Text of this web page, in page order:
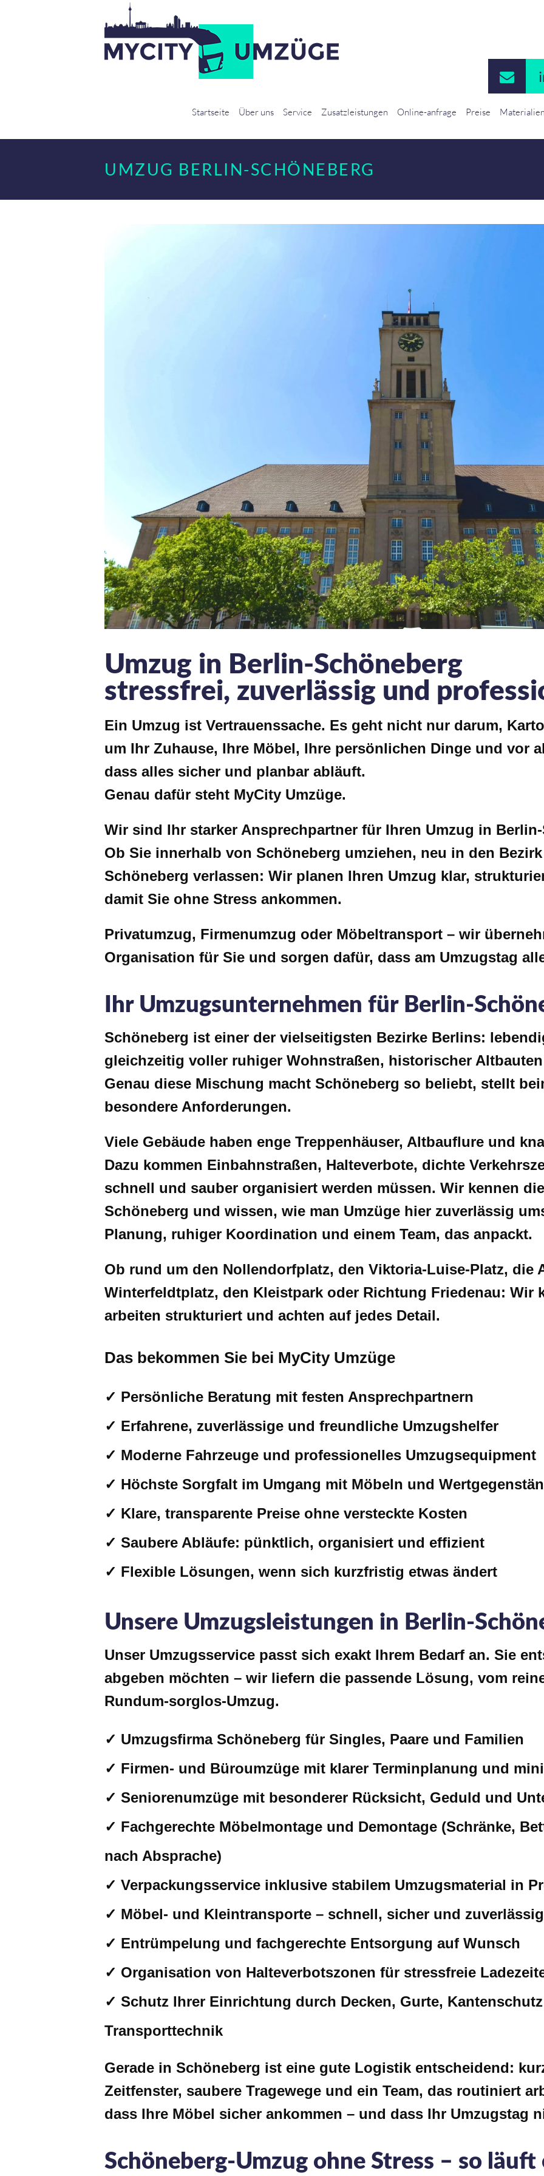
Startseite Über uns Service Zusatzleistungen Online-anfrage Preise Materialien
UMZUG BERLIN-SCHÖNEBERG
Umzug in Berlin-Schöneberg
stressfrei, zuverlässig und
Ein Umzug ist Vertrauenssache. Es geht nicht nur darum,
um Ihr Zuhause, Ihre Möbel, Ihre persönlichen Dinge und vor
dass alles sicher und planbar abläuft.
Genau dafür steht MyCity Umzüge.
Wir sind Ihr starker Ansprechpartner für Ihren Umzug in
Ob Sie innerhalb von Schöneberg umziehen, neu in den
Schöneberg verlassen: Wir planen Ihren Umzug klar,
damit Sie ohne Stress ankommen.
Privatumzug, Firmenumzug oder Möbeltransport – wir
Organisation für Sie und sorgen dafür, dass am Umzugstag
Ihr Umzugsunternehmen für Berlin-
Schöneberg ist einer der vielseitigsten Bezirke Berlins:
gleichzeitig voller ruhiger Wohnstraßen, historischer
Genau diese Mischung macht Schöneberg so beliebt, stellt
besondere Anforderungen.
Viele Gebäude haben enge Treppenhäuser, Altbauflure und
Dazu kommen Einbahnstraßen, Halteverbote, dichte
schnell und sauber organisiert werden müssen. Wir kennen
Schöneberg und wissen, wie man Umzüge hier zuverlässig
Planung, ruhiger Koordination und einem Team, das anpackt.
Ob rund um den Nollendorfplatz, den Viktoria-Luise-Platz, die
Winterfeldtplatz, den Kleistpark oder Richtung Friedenau: Wir
arbeiten strukturiert und achten auf jedes Detail.
Das bekommen Sie bei MyCity Umzüge
✓ Persönliche Beratung mit festen Ansprechpartnern
✓ Erfahrene, zuverlässige und freundliche Umzugshelfer
✓ Moderne Fahrzeuge und professionelles Umzugsequipment
✓ Höchste Sorgfalt im Umgang mit Möbeln und
✓ Klare, transparente Preise ohne versteckte Kosten
✓ Saubere Abläufe: pünktlich, organisiert und effizient
✓ Flexible Lösungen, wenn sich kurzfristig etwas ändert
Unsere Umzugsleistungen in Berlin-
Unser Umzugsservice passt sich exakt Ihrem Bedarf an. Sie
abgeben möchten – wir liefern die passende Lösung, vom
Rundum-sorglos-Umzug.
✓ Umzugsfirma Schöneberg für Singles, Paare und Familien
✓ Firmen- und Büroumzüge mit klarer Terminplanung und
✓ Seniorenumzüge mit besonderer Rücksicht, Geduld und
✓ Fachgerechte Möbelmontage und Demontage (Schränke,
nach Absprache)
✓ Verpackungsservice inklusive stabilem Umzugsmaterial in
✓ Möbel- und Kleintransporte – schnell, sicher und zuverlässig
✓ Entrümpelung und fachgerechte Entsorgung auf Wunsch
✓ Organisation von Halteverbotszonen für stressfreie
✓ Schutz Ihrer Einrichtung durch Decken, Gurte,
Transporttechnik
Gerade in Schöneberg ist eine gute Logistik entscheidend:
Zeitfenster, saubere Tragewege und ein Team, das routiniert
dass Ihre Möbel sicher ankommen – und dass Ihr Umzugstag
Schöneberg-Umzug ohne Stress – so läuft